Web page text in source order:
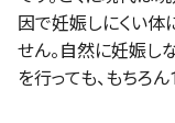
因で妊娠しにくい体
せん。自然に妊娠し
を行っても、もちろ